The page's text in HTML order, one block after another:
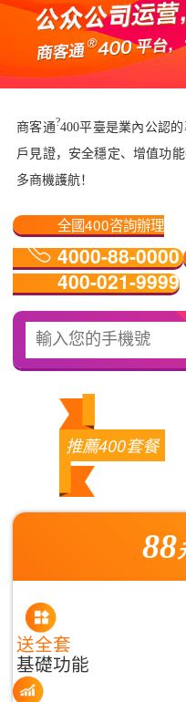
商客通?400平臺是業內公認
戶見證，安全穩定、增值功
多商機護航！
全國400咨詢辦理
4000-88-0000
400-021-9999
推薦400套餐
88
送全套
基礎功能